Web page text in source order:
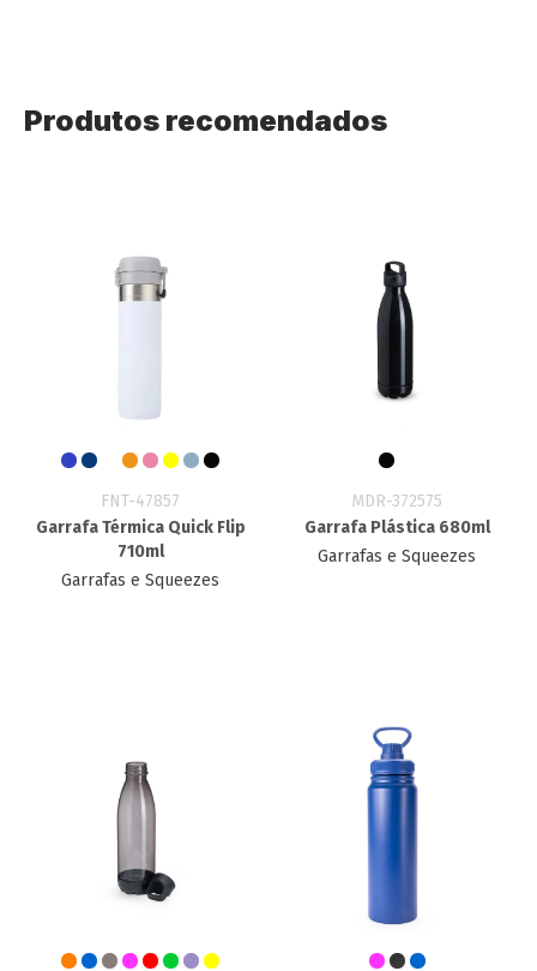
Produtos recomendados
FNT-47857
Garrafa Térmica Quick Flip
710ml
Garrafas e Squeezes
MDR-372575
Garrafa Plástica 680ml
Garrafas e Squeezes